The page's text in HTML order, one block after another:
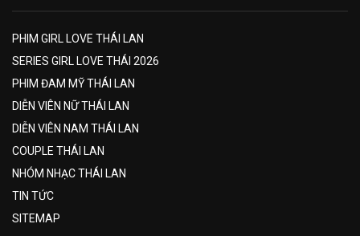
PHIM GIRL LOVE THÁI LAN
SERIES GIRL LOVE THÁI 2026
PHIM ĐAM MỸ THÁI LAN
DIỄN VIÊN NỮ THÁI LAN
DIỄN VIÊN NAM THÁI LAN
COUPLE THÁI LAN
NHÓM NHẠC THÁI LAN
TIN TỨC
SITEMAP